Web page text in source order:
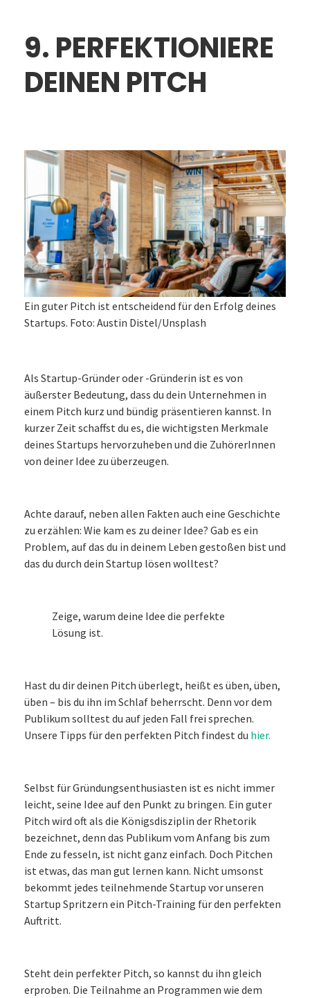
9. PERFEKTIONIERE
DEINEN PITCH
Ein guter Pitch ist entscheidend für den Erfolg deines
Startups. Foto: Austin Distel/Unsplash
Als Startup-Gründer oder -Gründerin ist es von
äußerster Bedeutung, dass du dein Unternehmen in
einem Pitch kurz und bündig präsentieren kannst. In
kurzer Zeit schaffst du es, die wichtigsten Merkmale
deines Startups hervorzuheben und die ZuhörerInnen
von deiner Idee zu überzeugen.
Achte darauf, neben allen Fakten auch eine Geschichte
zu erzählen: Wie kam es zu deiner Idee? Gab es ein
Problem, auf das du in deinem Leben gestoßen bist und
das du durch dein Startup lösen wolltest?
Zeige, warum deine Idee die perfekte
Lösung ist.
Hast du dir deinen Pitch überlegt, heißt es üben, üben,
üben – bis du ihn im Schlaf beherrscht. Denn vor dem
Publikum solltest du auf jeden Fall frei sprechen.
Unsere Tipps für den perfekten Pitch findest du hier.
Selbst für Gründungsenthusiasten ist es nicht immer
leicht, seine Idee auf den Punkt zu bringen. Ein guter
Pitch wird oft als die Königsdisziplin der Rhetorik
bezeichnet, denn das Publikum vom Anfang bis zum
Ende zu fesseln, ist nicht ganz einfach. Doch Pitchen
ist etwas, das man gut lernen kann. Nicht umsonst
bekommt jedes teilnehmende Startup vor unseren
Startup Spritzern ein Pitch-Training für den perfekten
Auftritt.
Steht dein perfekter Pitch, so kannst du ihn gleich
erproben. Die Teilnahme an Programmen wie dem